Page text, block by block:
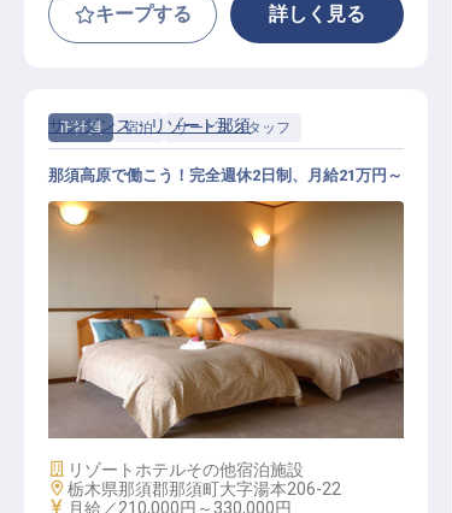
キープする 詳しく見る
正社員 宿泊 サービススタッフ
サービススタッフ / 正社員
サンダンス・リゾート那須
那須高原で働こう！完全週休2日制、月給21万円～
施設業態
リゾートホテルその他宿泊施設
勤務地
栃木県那須郡那須町大字湯本206-22
給与
月給／210,000円～ 330,000円